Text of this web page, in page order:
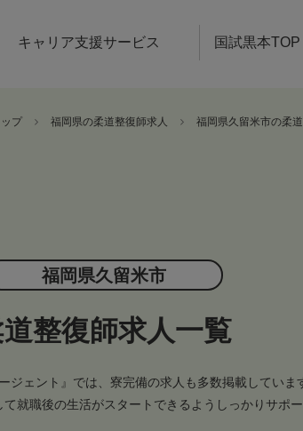
キャリア支援サービス 国試黒本TOP
プ 福岡県の柔道整復師求人 福岡県久留米市の柔
福岡県久留米市
整復師求人一覧
ジェント』では、寮完備の求人も多数掲載していま
就職後の生活がスタートできるようしっかりサポ